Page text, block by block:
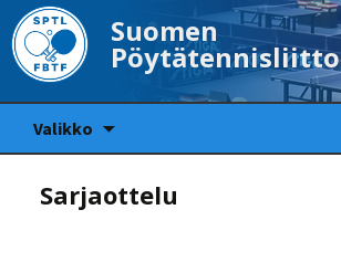
Suomen
Pöytätennisliitto
Valikko
Sarjaottelu